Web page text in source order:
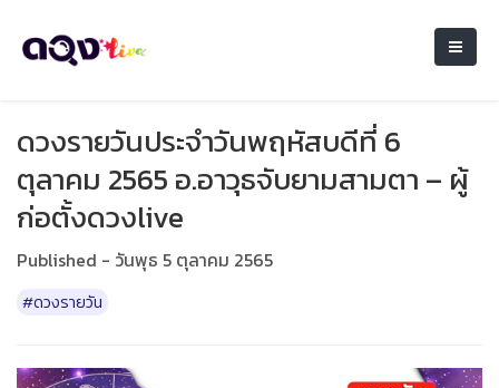
ดวงรายวันประจำวันพฤหัสบดีที่ 6
ตุลาคม 2565 อ.อาวุธจับยามสามตา – ผู้
ก่อตั้งดวงlive
Published - วันพุธ 5 ตุลาคม 2565
#ดวงรายวัน